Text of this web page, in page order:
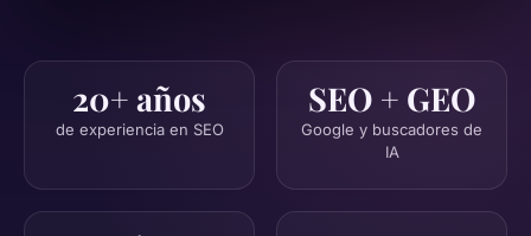
20+ años
de experiencia en SEO
SEO + GEO
Google y buscadores de
IA